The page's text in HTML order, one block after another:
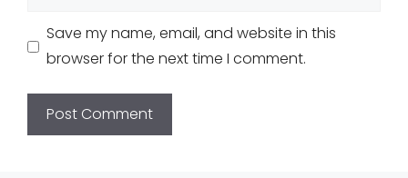
Save my name, email, and website in this
browser for the next time I comment.